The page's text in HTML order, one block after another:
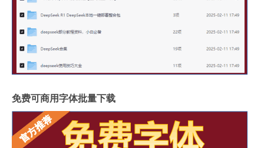
免费可商用字体批量下载